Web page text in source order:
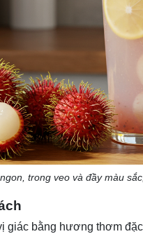
trong veo và đầy màu
giác bằng hương thơm